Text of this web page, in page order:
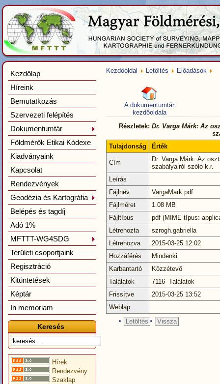
Kezdőlap
Híreink
Bemutatkozás
Szervezeti felépítés
Dokumentumtár
Földmérők Etikai Kódexe
Kiadványaink
Kapcsolat
Rendezvények
Geodézia és Kartográfia
Belépés és tagdíj
Adó 1%
MFTTT-WG4SDG
Területi csoportjaink
Regisztráció
Kitüntetések
Képtár
In memoriam
Keresés
Hírek
Rendezvény
Szaklap
Kezdőoldal Letöltés Előadások
A dokumentumtár
kezdőoldala
Részletek: Dr. Varga Márk: Az
Tulajdonság
Érték
Cím
Dr. Varga Márk: Az
szabályairól szóló k.r.
Leírás
Fájlnév
VargaMark.pdf
Fájlméret
1.08 MB
Fájltípus
pdf (MIME típus:
Létrehozta
szrogh.gabriella
Létrehozva
2015-03-25 12:02
Hozzáférés
Mindenki
Karbantartó
Közzétevő
Találatok
7116 Találatok
Frissítve
2015-03-25 13:52
Weblap
Letöltés
Vissza